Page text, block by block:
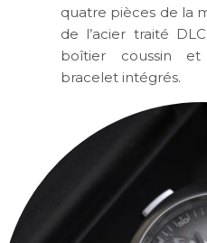
quatre pièces de la
de l’acier traité
boîtier coussin
bracelet intégrés.